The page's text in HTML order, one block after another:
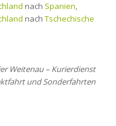
nach Spanien,
nach Tschechische
Weitenau – Kurierdienst
und Sonderfahrten